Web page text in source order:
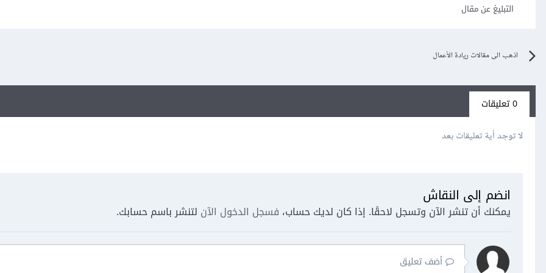
التبليغ عن مقال
اذهب الى مقالات ريادة الأعمال
0 تعليقات
لا توجد أية تعليقات بعد
انضم إلى النقاش
يمكنك أن تنشر الآن وتسجل لاحقًا. إذا كان لديك حساب، فسجل الدخول الآن لتنشر باسم حسابك.
أضف تعليق